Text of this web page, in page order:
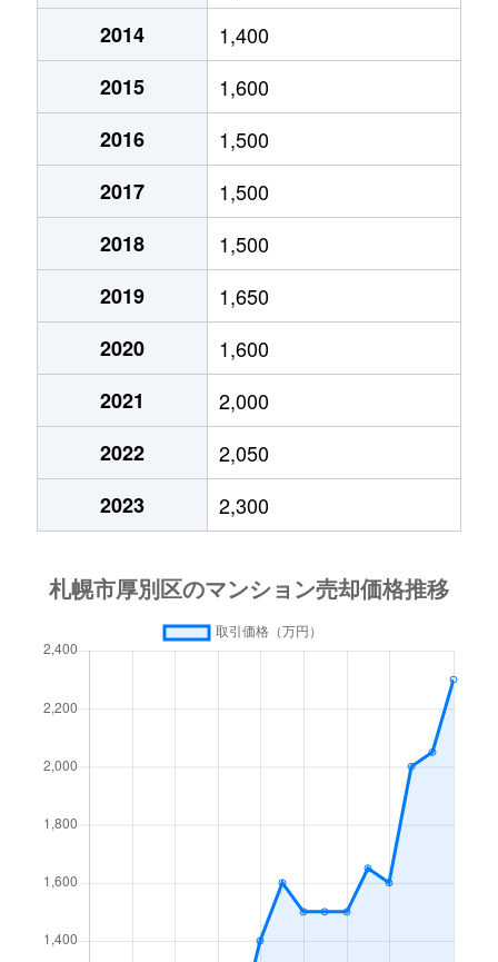
厚別中央２条
1,900万円
厚別中央２条
3,200万円
厚別中央２条
3,500万円
厚別中央３条
1,100万円
厚別中央３条
2,500万円
厚別中央３条
2,500万円
厚別中央３条
2,400万円
厚別中央４条
1,500万円
厚別中央４条
2,400万円
厚別中央４条
2,000万円
厚別中央４条
厚別
厚別中央４条
2,000万円
新さっぽろ
厚別中央５条
森林公園(北海道)
厚別西３条
1,200万円
厚別東１条
2,100万円
2014
1,400
2015
1,600
2016
1,500
2017
1,500
2018
1,500
2019
1,650
2020
1,600
2021
2,000
2022
2,050
2023
2,300